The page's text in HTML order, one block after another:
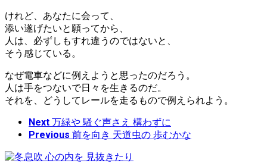
けれど、あなたに会って、
添い遂げたいと願ってから、
人は、必ずしもすれ違うのではないと、
そう感じている。
なぜ電車などに例えようと思ったのだろう。
人は手をつないで日々を生きるのだ。
それを、どうしてレールを走るもので例えられよう。
Next 万緑や 騒ぐ声さえ 構わずに
Previous 前を向き 天道虫の 歩むかな